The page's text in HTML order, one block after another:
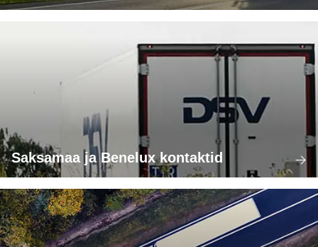
Saksamaa ja Benelux kontaktid